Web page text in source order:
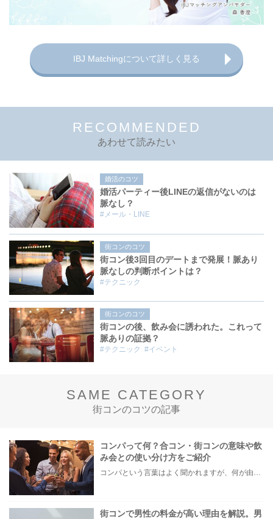
IBJ Matchingについて詳しく見る
RECOMMENDED
あわせて読みたい
婚活のコツ
婚活パーティー後LINEの返信がないのは
脈なし？
#メール・LINE
街コンのコツ
街コン後3回目のデートまで発展！脈あり
脈なしの判断ポイントは？
#テクニック
街コンのコツ
街コンの後、飲み会に誘われた。これって
脈ありの証拠？
#テクニック #イベント
SAME CATEGORY
街コンのコツの記事
コンパって何？合コン・街コンの意味や飲
み会との使い分け方をご紹介
街コンで男性の料金が高い理由を解説。男